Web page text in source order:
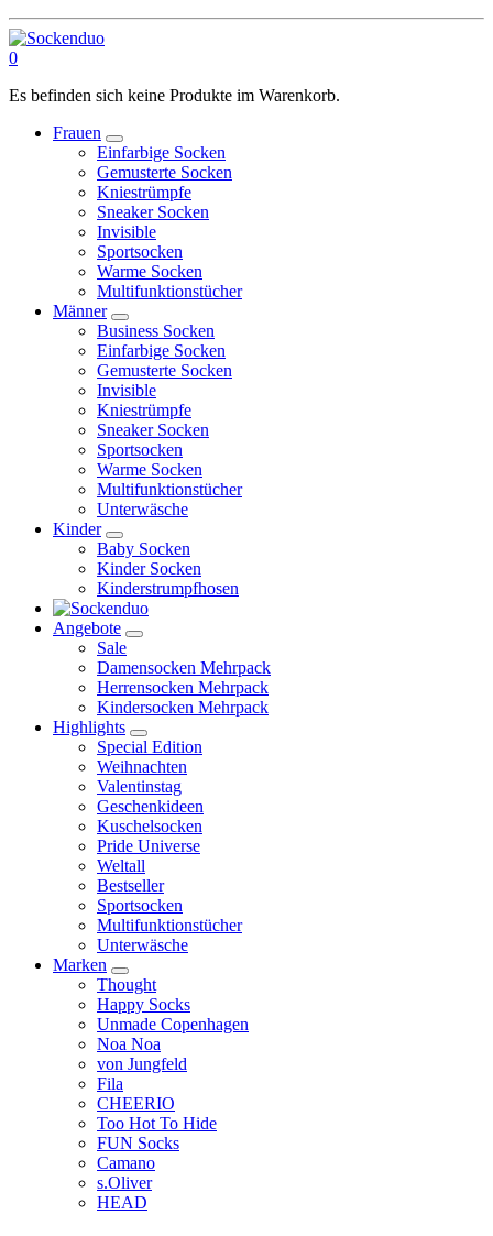
0
Es befinden sich keine Produkte im Warenkorb.
Frauen
Einfarbige Socken
Gemusterte Socken
Kniestrümpfe
Sneaker Socken
Invisible
Sportsocken
Warme Socken
Multifunktionstücher
Männer
Business Socken
Einfarbige Socken
Gemusterte Socken
Invisible
Kniestrümpfe
Sneaker Socken
Sportsocken
Warme Socken
Multifunktionstücher
Unterwäsche
Kinder
Baby Socken
Kinder Socken
Kinderstrumpfhosen
Angebote
Sale
Damensocken Mehrpack
Herrensocken Mehrpack
Kindersocken Mehrpack
Highlights
Special Edition
Weihnachten
Valentinstag
Geschenkideen
Kuschelsocken
Pride Universe
Weltall
Bestseller
Sportsocken
Multifunktionstücher
Unterwäsche
Marken
Thought
Happy Socks
Unmade Copenhagen
Noa Noa
von Jungfeld
Fila
CHEERIO
Too Hot To Hide
FUN Socks
Camano
s.Oliver
HEAD